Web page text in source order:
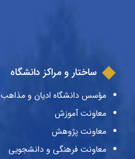
ساختار و مراکز دانشگاه
مؤسس دانشگاه ادیان و مذاهب
معاونت آموزش
معاونت پژوهش
معاونت فرهنگی و دانشجویی